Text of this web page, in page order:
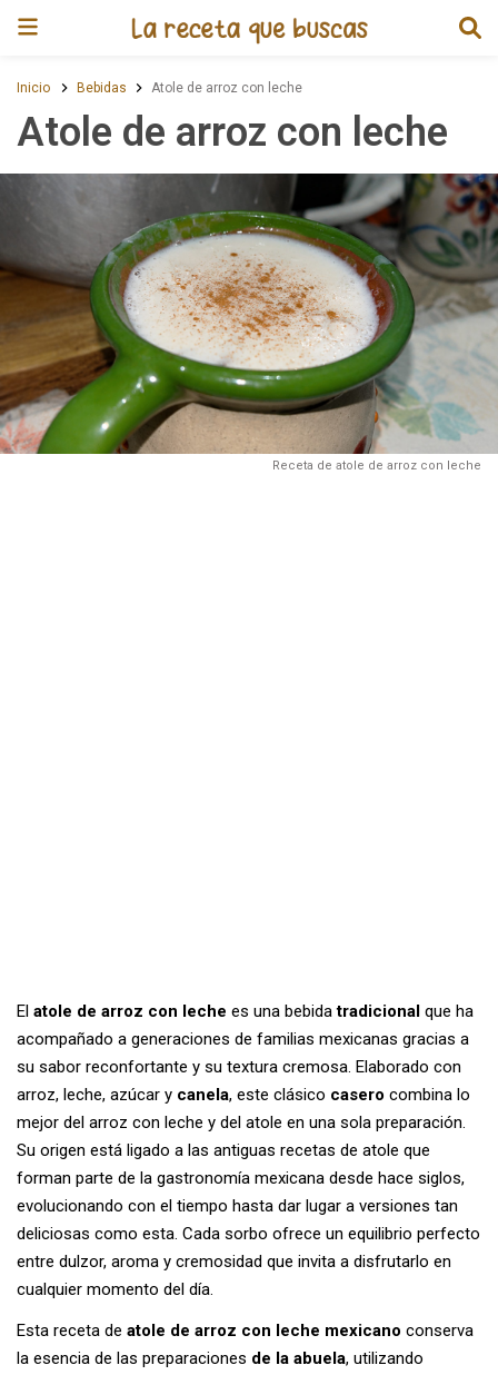
Inicio Bebidas Atole de arroz con leche
Atole de arroz con leche
Receta de atole de arroz con leche
El atole de arroz con leche es una bebidatradicional que ha
acompañado a generaciones de familias mexicanas gracias a
su sabor reconfortante y su textura cremosa. Elaborado con
arroz, leche, azúcar y canela, este clásico casero combina lo
mejor del arroz con leche y del atole en una sola preparación.
Su origen está ligado a las antiguas recetas de atole que
forman parte de la gastronomía mexicana desde hace siglos,
evolucionando con el tiempo hasta dar lugar a versiones tan
deliciosas como esta. Cada sorbo ofrece un equilibrio perfecto
entre dulzor, aroma y cremosidad que invita a disfrutarlo en
cualquier momento del día.
Esta receta de atole de arroz con leche mexicano conserva
la esencia de las preparaciones de la abuela, utilizando